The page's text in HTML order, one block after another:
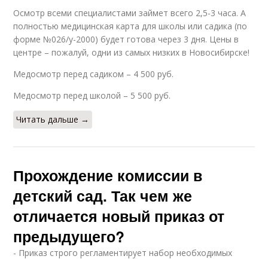
Осмотр всеми специалистами займет всего 2,5-3 часа. А
полностью медицинская карта для школы или садика (по
форме №026/у-2000) будет готова через 3 дня. Цены в
центре – пожалуй, одни из самых низких в Новосибирске!
Медосмотр перед садиком – 4 500 руб.
Медосмотр перед школой – 5 500 руб.
Читать дальше →
Прохождение комиссии в
детский сад. Так чем же
отличается новый приказ от
предыдущего?
- Приказ строго регламентирует набор необходимых